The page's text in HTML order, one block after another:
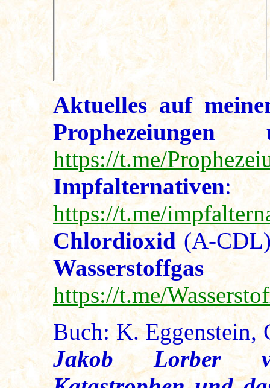
Aktuelles auf
Prophezeiungen
https://t.me/
Impfalternativen:
https://t.me/
Chlordioxid (A-
https://t.me/
Buch: K. Eggenstein,
Jakob Lorber